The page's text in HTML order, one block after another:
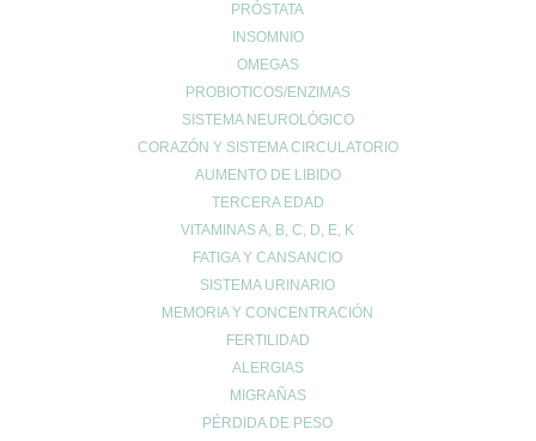
PRÓSTATA
INSOMNIO
OMEGAS
PROBIOTICOS/ENZIMAS
SISTEMA NEUROLÓGICO
CORAZÓN Y SISTEMA CIRCULATORIO
AUMENTO DE LIBIDO
TERCERA EDAD
VITAMINAS A, B, C, D, E, K
FATIGA Y CANSANCIO
SISTEMA URINARIO
MEMORIA Y CONCENTRACIÓN
FERTILIDAD
ALERGIAS
MIGRAÑAS
PÉRDIDA DE PESO
CONTACTO
622904490
HORARIO
De Lunes a Viernes
Sábados de 9:00h a 13:30h